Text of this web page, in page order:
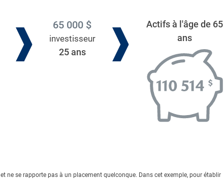
65 000 $
investisseur
25 ans
Actifs à l'âge de 65
ans
et ne se rapporte pas à un placement quelconque. Dans cet exemple, pour établir